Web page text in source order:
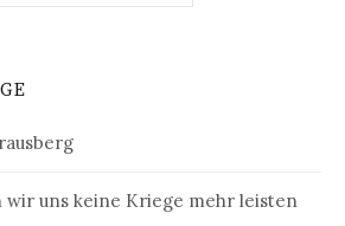
uns keine Kriege mehr leisten